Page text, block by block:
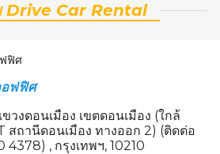
Drive Car Rental
อฟฟิศ
งดอนเมือง เขตดอนเมือง (ใกล้
สถานีดอนเมือง ทางออก 2) (ติดต่อ
, กรุงเทพฯ, 10210